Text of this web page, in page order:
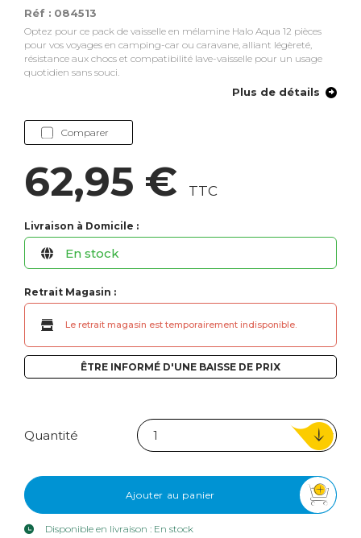
Réf : 084513
Optez pour ce pack de vaisselle en mélamine Halo Aqua 12 pièces
pour vos voyages en camping-car ou caravane, alliant légèreté,
résistance aux chocs et compatibilité lave-vaisselle pour un usage
quotidien sans souci.
Plus de détails
Comparer
62,95 € TTC
Livraison à Domicile :
En stock
Retrait Magasin :
Le retrait magasin est temporairement indisponible.
ÊTRE INFORMÉ D'UNE BAISSE DE PRIX
Quantité
Ajouter au panier
Disponible en livraison : En stock